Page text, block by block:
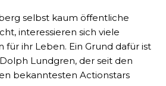
selbst kaum öffentliche
interessieren sich viele
für ihr Leben. Ein Grund dafür ist
Lundgren, der seit den
bekanntesten Actionstars